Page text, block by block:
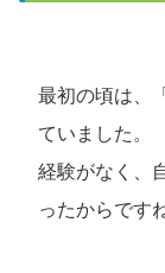
最初の頃は、
ていました。
経験がなく、
ったからです